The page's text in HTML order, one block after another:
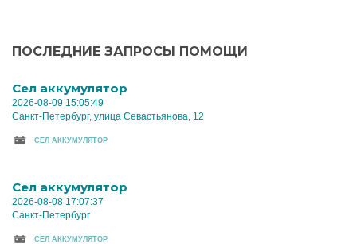
ПОСЛЕДНИЕ ЗАПРОСЫ ПОМОЩИ
Cел аккумулятор
2026-08-09 15:05:49
Санкт-Петербург, улица Севастьянова, 12
CЕЛ АККУМУЛЯТОР
Cел аккумулятор
2026-08-08 17:07:37
Санкт-Петербург
CЕЛ АККУМУЛЯТОР